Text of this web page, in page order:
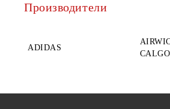
Производители
ADIDAS